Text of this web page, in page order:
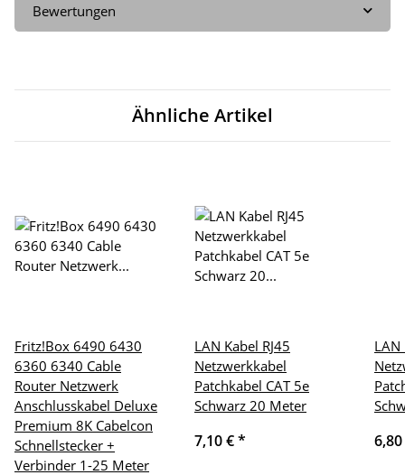
Bewertungen
Ähnliche Artikel
Fritz!Box 6490 6430
6360 6340 Cable
Router Netzwerk
Anschlusskabel Deluxe
Premium 8K Cabelcon
Schnellstecker +
Verbinder 1-25 Meter
LAN Kabel RJ45
Netzwerkkabel
Patchkabel CAT 5e
Schwarz 20 Meter
7,10 €*
LAN